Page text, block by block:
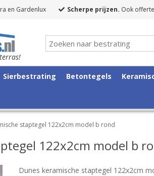
en Gardenlux Scherpe prijzen. Ook
Sierbestrating Betontegels
staptegel 122x2cm model b rond
122x2cm model b
Dunes keramische staptegel 122x2cm